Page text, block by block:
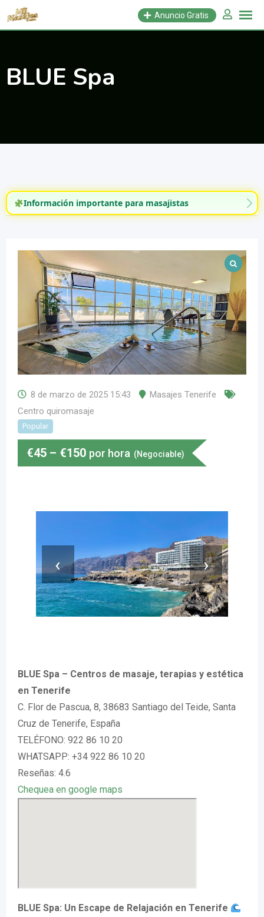
Saltar
Anuncio Gratis
BLUE Spa
Información importante para masajistas
8 de marzo de 2025 15:43
Masajes Tenerife
Centro quiromasaje
Popular
€45 – €150 por hora (Negociable)
‹ ›
BLUE Spa – Centros de masaje, terapias y estética
en Tenerife
C. Flor de Pascua, 8, 38683 Santiago del Teide, Santa
Cruz de Tenerife, España
TELÉFONO: 922 86 10 20
WHATSAPP: +34 922 86 10 20
Reseñas: 4.6
Chequea en google maps
BLUE Spa: Un Escape de Relajación en Tenerife